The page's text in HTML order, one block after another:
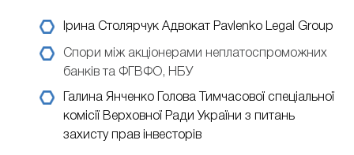
Ірина Столярчук Адвокат Pavlenko Legal Group
Спори між акціонерами неплатоспроможних
банків та ФГВФО, НБУ
Галина Янченко Голова Тимчасової спеціальної
комісії Верховної Ради України з питань
захисту прав інвесторів